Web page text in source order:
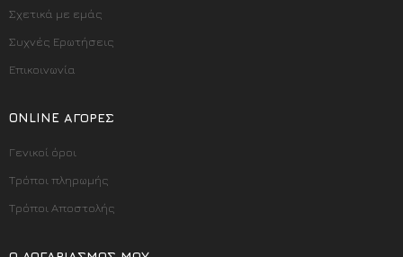
Σχετικά με εμάς
Συχνές Ερωτήσεις
Επικοινωνία
ONLINE ΑΓΟΡΈΣ
Γενικοί όροι
Τρόποι πληρωμής
Τρόποι Αποστολής